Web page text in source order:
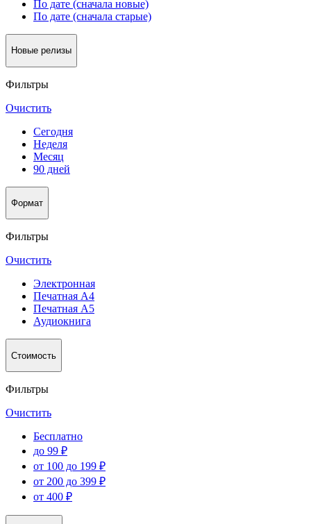
По дате (сначала новые)
По дате (сначала старые)
Новые релизы
Фильтры
Очистить
Сегодня
Неделя
Месяц
90 дней
Формат
Фильтры
Очистить
Электронная
Печатная А4
Печатная А5
Аудиокнига
Стоимость
Фильтры
Очистить
Бесплатно
до 99 ₽
от 100 до 199 ₽
от 200 до 399 ₽
от 400 ₽